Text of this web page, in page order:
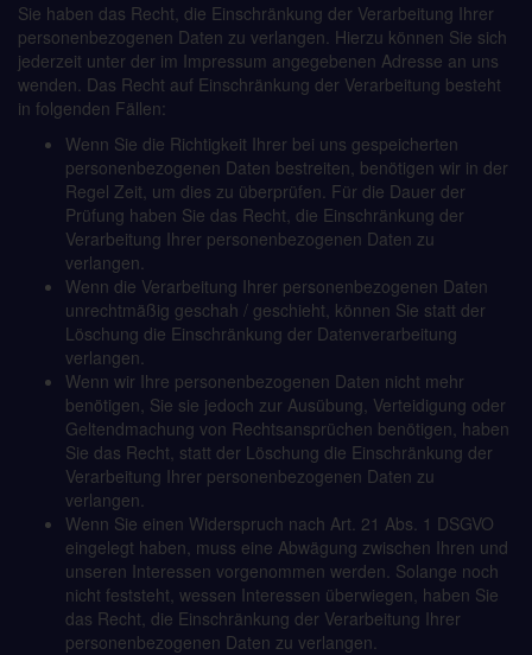
Sie haben das Recht, die Einschränkung der Verarbeitung Ihrer
personenbezogenen Daten zu verlangen. Hierzu können Sie sich
jederzeit unter der im Impressum angegebenen Adresse an uns
wenden. Das Recht auf Einschränkung der Verarbeitung besteht
in folgenden Fällen:
Wenn Sie die Richtigkeit Ihrer bei uns gespeicherten
personenbezogenen Daten bestreiten, benötigen wir in der
Regel Zeit, um dies zu überprüfen. Für die Dauer der
Prüfung haben Sie das Recht, die Einschränkung der
Verarbeitung Ihrer personenbezogenen Daten zu
verlangen.
Wenn die Verarbeitung Ihrer personenbezogenen Daten
unrechtmäßig geschah / geschieht, können Sie statt der
Löschung die Einschränkung der Datenverarbeitung
verlangen.
Wenn wir Ihre personenbezogenen Daten nicht mehr
benötigen, Sie sie jedoch zur Ausübung, Verteidigung oder
Geltendmachung von Rechtsansprüchen benötigen, haben
Sie das Recht, statt der Löschung die Einschränkung der
Verarbeitung Ihrer personenbezogenen Daten zu
verlangen.
Wenn Sie einen Widerspruch nach Art. 21 Abs. 1 DSGVO
eingelegt haben, muss eine Abwägung zwischen Ihren und
unseren Interessen vorgenommen werden. Solange noch
nicht feststeht, wessen Interessen überwiegen, haben Sie
das Recht, die Einschränkung der Verarbeitung Ihrer
personenbezogenen Daten zu verlangen.